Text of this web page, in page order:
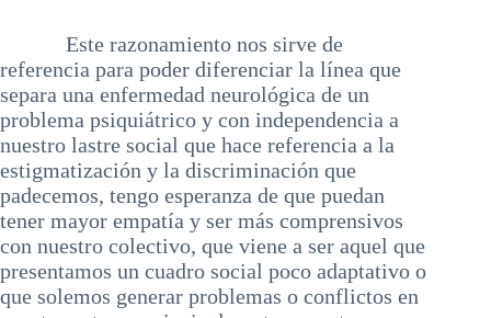
Este razonamiento nos sirve de
referencia para poder diferenciar la línea que
separa una enfermedad neurológica de un
problema psiquiátrico y con independencia a
nuestro lastre social que hace referencia a la
estigmatización y la discriminación que
padecemos, tengo esperanza de que puedan
tener mayor empatía y ser más comprensivos
con nuestro colectivo, que viene a ser aquel que
presentamos un cuadro social poco adaptativo o
que solemos generar problemas o conflictos en